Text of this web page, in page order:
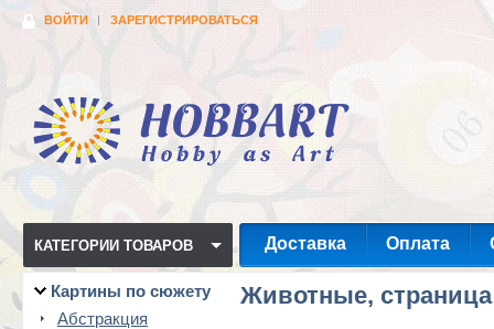
ВОЙТИ ЗАРЕГИСТРИРОВАТЬСЯ
КАТЕГОРИИ ТОВАРОВ Доставка Оплата
Картины по сюжету
Абстракция
Животные,